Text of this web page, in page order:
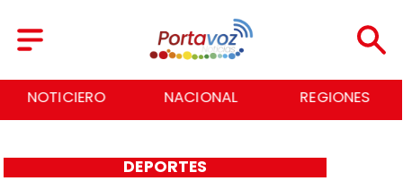
NACIONAL REGIONES ECONOMÍA
DEPORTES